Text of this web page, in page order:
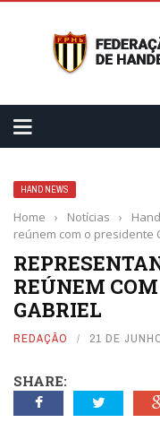
HAND NEWS
Home › Notícias ›
reúnem com o presidente
REÚNEM COM
GABRIEL
REDAÇÃO 21 DE
SHARE: